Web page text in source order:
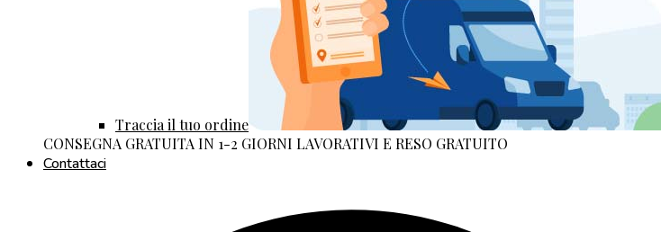
Traccia il tuo ordine
CONSEGNA GRATUITA IN 1-2 GIORNI LAVORATIVI E RESO GRATUITO
Contattaci